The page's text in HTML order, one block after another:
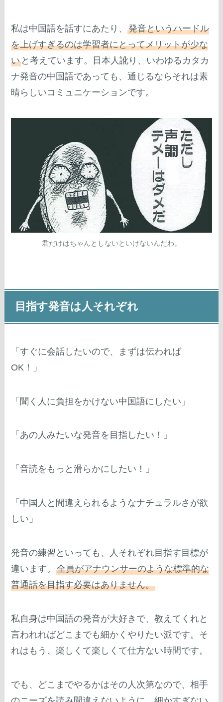
私は中国語を話すにあたり、発音というハードル
を上げすぎるのは学習者にとってメリットが少な
い と考えています。日本人訛り、いわゆるカタカ
ナ発音の中国語であっても、通じるならそれは素
晴らしいコミュニケーションです。
君だけはちゃんとしないといけないんだわ。
目指す発音は人それぞれ
「すぐに会話したいので、まずは伝われば
OK！」
「聞く人に負担をかけない中国語にしたい」
「あの人みたいな発音を目指したい！」
「音読をもっと滑らかにしたい！」
「中国人と間違えられるようなナチュラルさが欲
しい」
発音の練習といっても、人それぞれ目指す目標が
違います。全員がアナウンサーのような標準的な
普通話を目指す必要はありません。
私自身は中国語の発音が大好きで、教えてくれと
言われればどこまでも細かくやりたい派です。そ
れはもう、楽しくて楽しくて仕方ない時間です。
でも、どこまでやるかはその人次第なので、相手